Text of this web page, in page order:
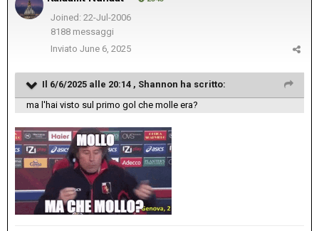
Joined: 22-Jul-2006
8188 messaggi
Inviato June 6, 2025
Il 6/6/2025 alle 20:14 , Shannon ha scritto:
ma l'hai visto sul primo gol che molle era?